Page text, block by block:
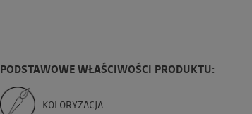
PODSTAWOWE WŁAŚCIWOŚCI PRODUKTU:
KOLORYZACJA